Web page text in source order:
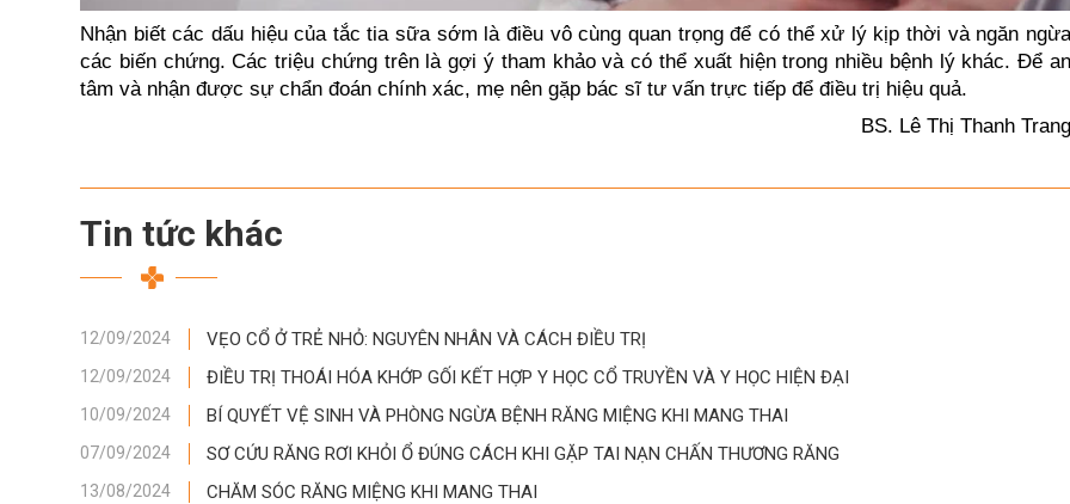
Nhận biết các dấu hiệu của tắc tia sữa sớm là điều vô cùng quan trọng để có thể xử lý kịp thời và ngăn ngừa
các biến chứng. Các triệu chứng trên là gợi ý tham khảo và có thể xuất hiện trong nhiều bệnh lý khác. Để an
tâm và nhận được sự chẩn đoán chính xác, mẹ nên gặp bác sĩ tư vấn trực tiếp để điều trị hiệu quả.
BS. Lê Thị Thanh Trang
Tin tức khác
12/09/2024 VẸO CỔ Ở TRẺ NHỎ: NGUYÊN NHÂN VÀ CÁCH ĐIỀU TRỊ
12/09/2024 ĐIỀU TRỊ THOÁI HÓA KHỚP GỐI KẾT HỢP Y HỌC CỔ TRUYỀN VÀ Y HỌC HIỆN ĐẠI
10/09/2024 BÍ QUYẾT VỆ SINH VÀ PHÒNG NGỪA BỆNH RĂNG MIỆNG KHI MANG THAI
07/09/2024 SƠ CỨU RĂNG RƠI KHỎI Ổ ĐÚNG CÁCH KHI GẶP TAI NẠN CHẤN THƯƠNG RĂNG
13/08/2024 CHĂM SÓC RĂNG MIỆNG KHI MANG THAI